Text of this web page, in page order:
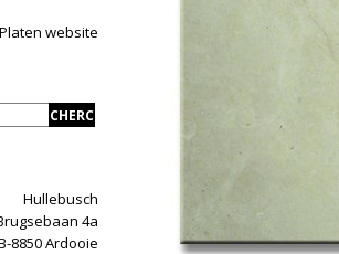
Platen website
Hullebusch
4a
8850 Ardooie